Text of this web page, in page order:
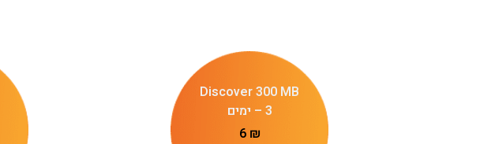
Discover 300 MB
– 3 ימים
6 ₪